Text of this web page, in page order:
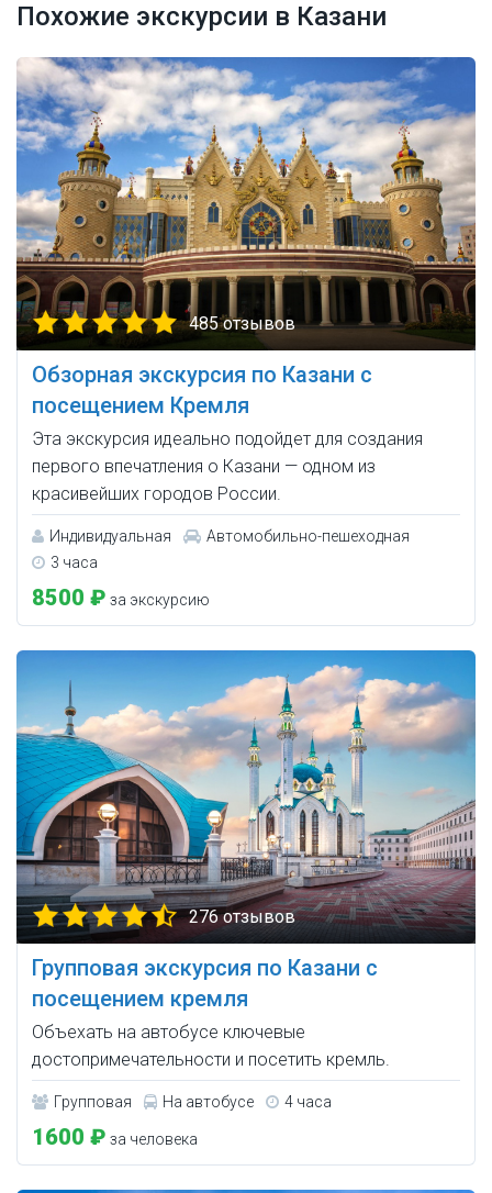
Похожие экскурсии в Казани
485 отзывов
Обзорная экскурсия по Казани с
посещением Кремля
Эта экскурсия идеально подойдет для создания
первого впечатления о Казани — одном из
красивейших городов России.
Индивидуальная
Автомобильно-пешеходная
3 часа
8500 ₽ за экскурсию
276 отзывов
Групповая экскурсия по Казани с
посещением кремля
Объехать на автобусе ключевые
достопримечательности и посетить кремль.
Групповая На автобусе 4 часа
1600 ₽ за человека